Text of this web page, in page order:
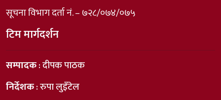
सूचना विभाग दर्ता नं. – ७२८/०७४/०७५
टिम मार्गदर्शन
सम्पादक: दीपक पाठक
निर्देशक: रुपा लुइँटेल